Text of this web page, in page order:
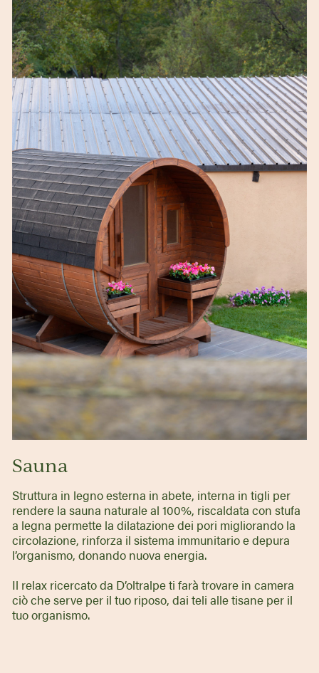
Sauna
Struttura in legno esterna in abete, interna in tigli per
rendere la sauna naturale al 100%, riscaldata con stufa
a legna permette la dilatazione dei pori migliorando la
circolazione, rinforza il sistema immunitario e depura
l’organismo, donando nuova energia.
Il relax ricercato da D’oltralpe ti farà trovare in camera
ciò che serve per il tuo riposo, dai teli alle tisane per il
tuo organismo.